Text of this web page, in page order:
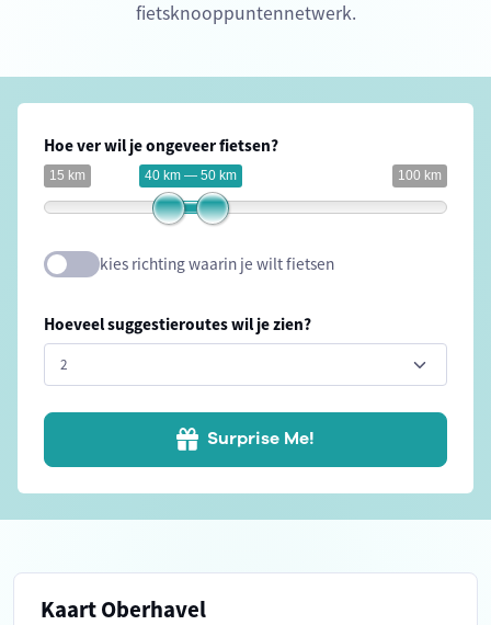
fietsknooppuntennetwerk.
Hoe ver wil je ongeveer fietsen?
15 km 100 km
40 km — 50 km
kies richting waarin je wilt fietsen
Hoeveel suggestieroutes wil je zien?
Surprise Me!
Kaart Oberhavel